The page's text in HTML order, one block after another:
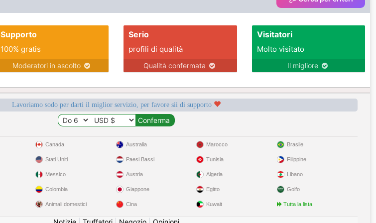
Supporto
100% gratis
Moderatori in ascolto
Serio
profili di qualità
Qualità confermata
Visitatori
Molto visitato
Il migliore
Lavoriamo sodo per darti il miglior servizio, per favore sii di supporto
Canada
Stati Uniti
Messico
Colombia
Animali domestici
Australia
Paesi Bassi
Austria
Giappone
Cina
Marocco
Tunisia
Algeria
Egitto
Kuwait
Brasile
Filippine
Libano
Golfo
Tutta la lista